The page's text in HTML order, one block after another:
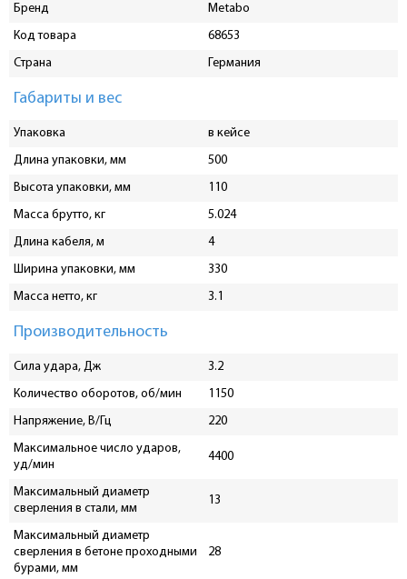
Бренд
Metabo
Код товара
68653
Страна
Германия
Габариты и вес
Упаковка
в кейсе
Длина упаковки, мм
500
Высота упаковки, мм
110
Масса брутто, кг
5.024
Длина кабеля, м
4
Ширина упаковки, мм
330
Масса нетто, кг
3.1
Производительность
Сила удара, Дж
3.2
Количество оборотов, об/мин
1150
Напряжение, В/Гц
220
Максимальное число ударов,
уд/мин
4400
Максимальный диаметр
сверления в стали, мм
13
Максимальный диаметр
сверления в бетоне проходными
бурами, мм
28